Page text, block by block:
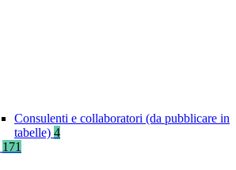
Consulenti e collaboratori (da pubblicare in
tabelle) 4
171